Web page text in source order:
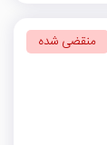
منقضی شده